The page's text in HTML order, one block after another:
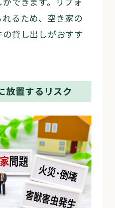
るため、空き家の
貸し出しがおすす
放置するリスク